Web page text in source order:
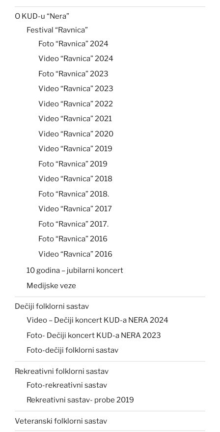
O KUD-u “Nera”
Festival “Ravnica”
Foto “Ravnica” 2024
Video “Ravnica” 2024
Foto “Ravnica” 2023
Video “Ravnica” 2023
Video “Ravnica” 2022
Video “Ravnica” 2021
Video “Ravnica” 2020
Video “Ravnica” 2019
Foto “Ravnica” 2019
Video “Ravnica” 2018
Foto “Ravnica” 2018.
Video “Ravnica” 2017
Foto “Ravnica” 2017.
Foto “Ravnica” 2016
Video “Ravnica” 2016
10 godina – jubilarni koncert
Medijske veze
Dečiji folklorni sastav
Video – Dečiji koncert KUD-a NERA 2024
Foto- Dečiji koncert KUD-a NERA 2023
Foto-dečiji folklorni sastav
Rekreativni folklorni sastav
Foto-rekreativni sastav
Rekreativni sastav- probe 2019
Veteranski folklorni sastav